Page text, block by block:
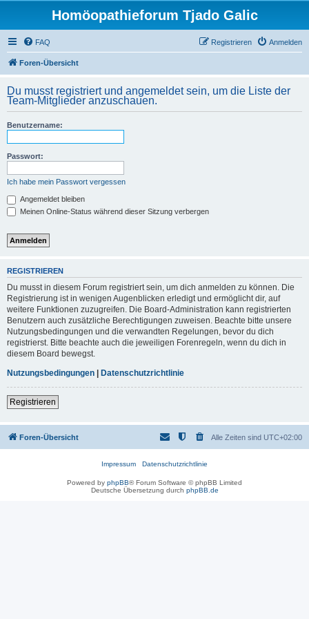
Homöopathieforum Tjado Galic
FAQ Anmelden
Registrieren
Foren-Übersicht
Du musst registriert und angemeldet sein, um die Liste der
Team-Mitglieder anzuschauen.
Benutzername:
Passwort:
Ich habe mein Passwort vergessen
Angemeldet bleiben
Meinen Online-Status während dieser Sitzung verbergen
REGISTRIEREN
Du musst in diesem Forum registriert sein, um dich anmelden zu können. Die
Registrierung ist in wenigen Augenblicken erledigt und ermöglicht dir, auf
weitere Funktionen zuzugreifen. Die Board-Administration kann registrierten
Benutzern auch zusätzliche Berechtigungen zuweisen. Beachte bitte unsere
Nutzungsbedingungen und die verwandten Regelungen, bevor du dich
registrierst. Bitte beachte auch die jeweiligen Forenregeln, wenn du dich in
diesem Board bewegst.
Nutzungsbedingungen | Datenschutzrichtlinie
Registrieren
Foren-Übersicht Alle Zeiten sind UTC+02:00
Impressum Datenschutzrichtlinie
Powered by phpBB® Forum Software © phpBB Limited
Deutsche Übersetzung durch phpBB.de